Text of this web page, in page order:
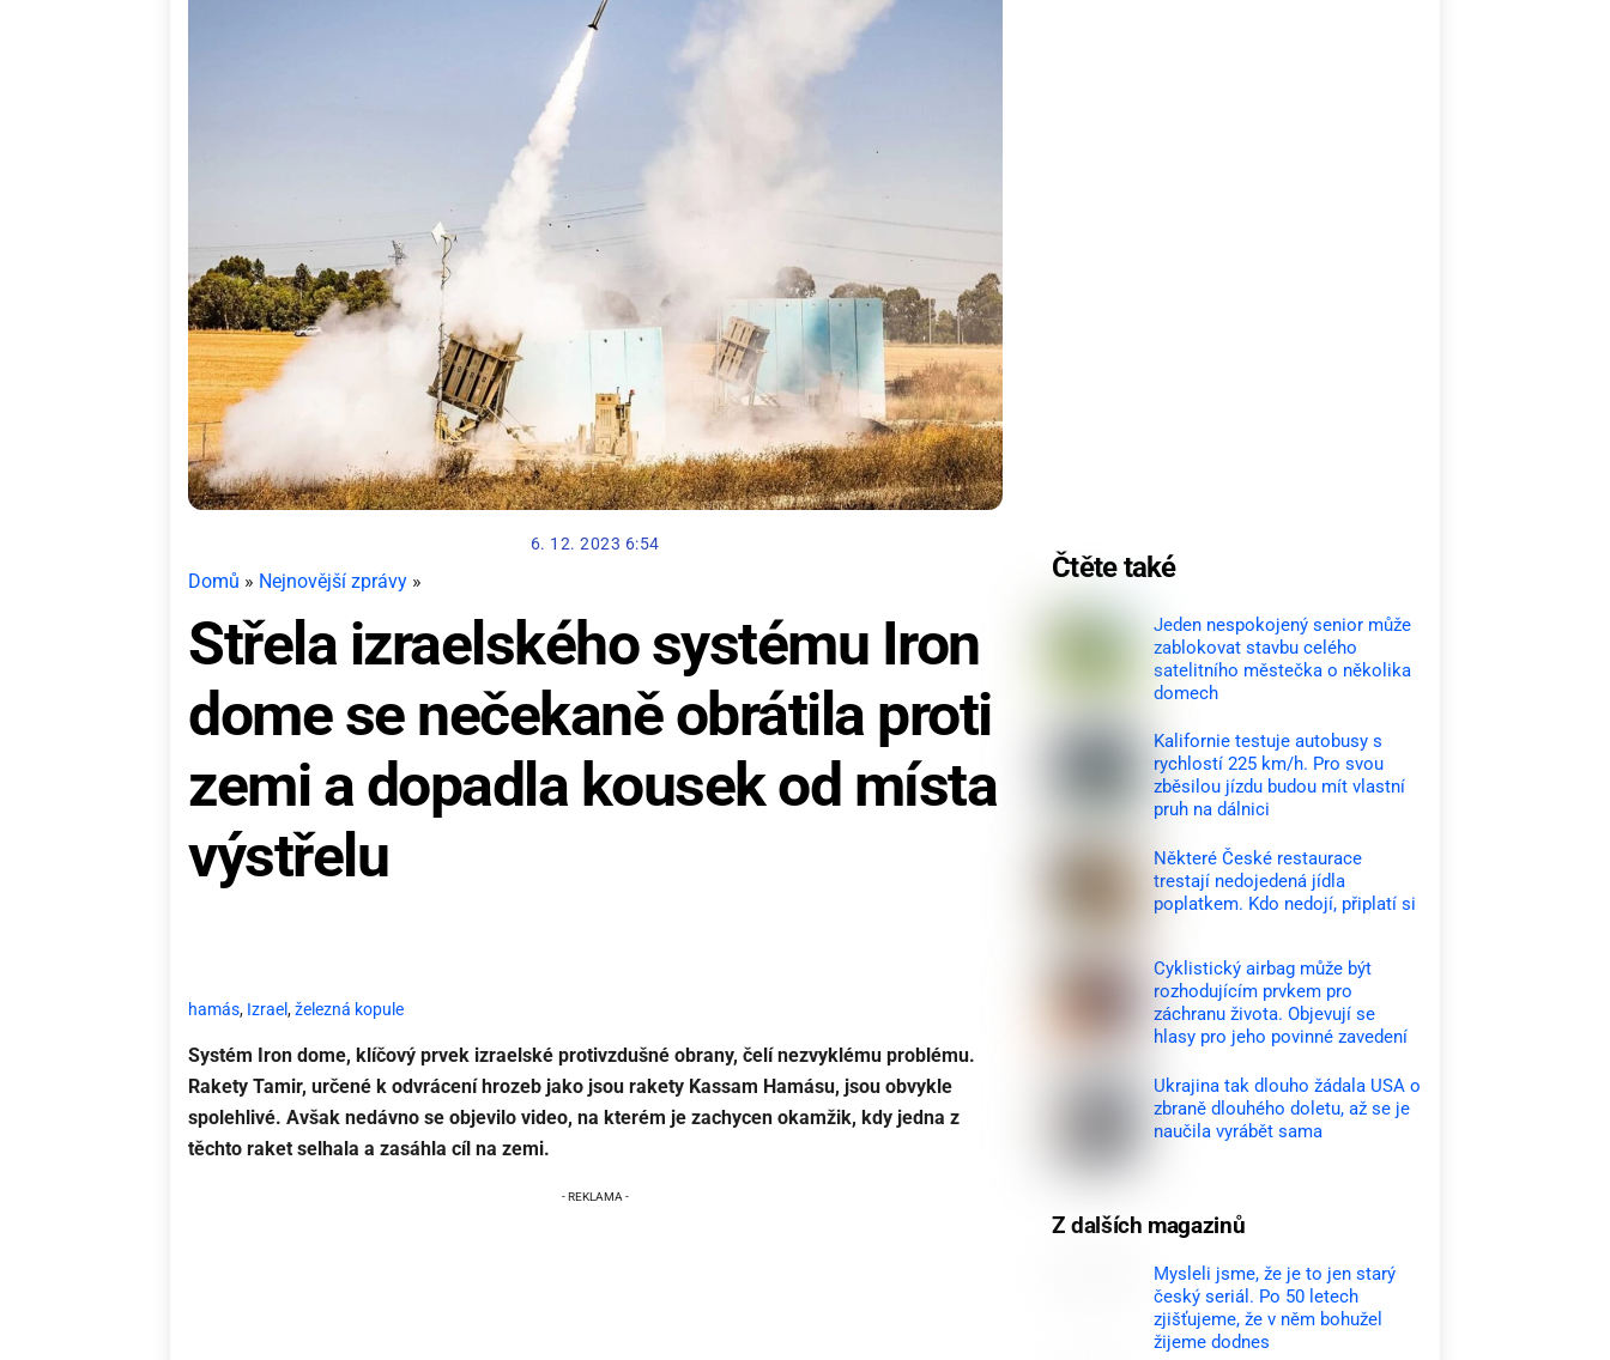
6. 12. 2023 6:54
Domů » Nejnovější zprávy »
Střela izraelského systému Iron
dome se nečekaně obrátila proti
zemi a dopadla kousek od místa
výstřelu
hamás, Izrael,železná kopule
Systém Iron dome, klíčový prvek izraelské protivzdušné obrany, čelí nezvyklému problému.
Rakety Tamir, určené k odvrácení hrozeb jako jsou rakety Kassam Hamásu, jsou obvykle
spolehlivé. Avšak nedávno se objevilo video, na kterém je zachycen okamžik, kdy jedna z
těchto raket selhala a zasáhla cíl na zemi.
Čtěte také
Jeden nespokojený senior může
zablokovat stavbu celého
satelitního městečka o několika
domech
Kalifornie testuje autobusy s
rychlostí 225 km/h. Pro svou
zběsilou jízdu budou mít vlastní
pruh na dálnici
Některé České restaurace
trestají nedojedená jídla
poplatkem. Kdo nedojí, připlatí si
Cyklistický airbag může být
rozhodujícím prvkem pro
záchranu života. Objevují se
hlasy pro jeho povinné zavedení
Ukrajina tak dlouho žádala USA o
zbraně dlouhého doletu, až se je
naučila vyrábět sama
Z dalších magazinů
Mysleli jsme, že je to jen starý
český seriál. Po 50 letech
zjišťujeme, že v něm bohužel
žijeme dodnes